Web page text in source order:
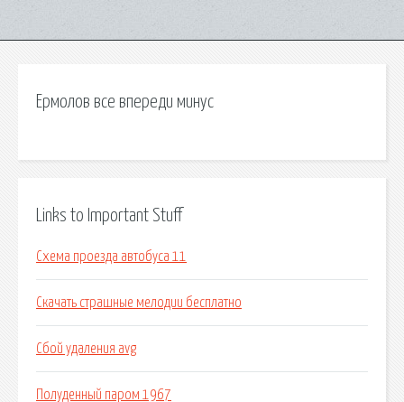
Ермолов все впереди минус
Links to Important Stuff
Схема проезда автобуса 11
Скачать страшные мелодии бесплатно
Сбой удаления avg
Полуденный паром 1967